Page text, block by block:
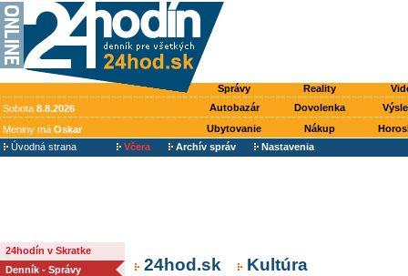
Správy Reality
Sobota 8.8.2026 Autobazár Dovolenka
Meniny má Oskar Ubytovanie Nákup
Úvodná strana
Včera Archív správ Nastavenia
24hodín v Skratke
Denník - Správy
24hod.sk Kultúra